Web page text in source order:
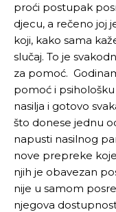
proći postupak
djecu, a rečeno joj
koji, kako sama
slučaj. To je
za pomoć.
pomoć i
nasilja i gotovo
što donese jednu
napusti nasilnog
nove prepreke
njih je obavezan
nije u samom
njegova